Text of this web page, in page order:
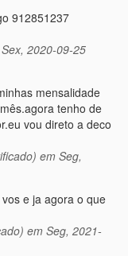
912851237
2020-09-25
mensalidade
tenho de
vou direto a deco
em Seg,
e ja agora o que
em Seg, 2021-